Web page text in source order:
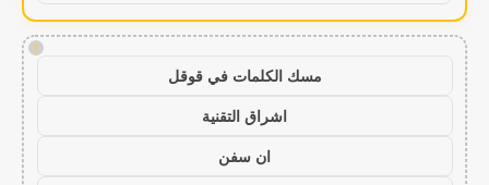
!
مسك الكلمات في قوقل
اشراق التقنية
ان سفن